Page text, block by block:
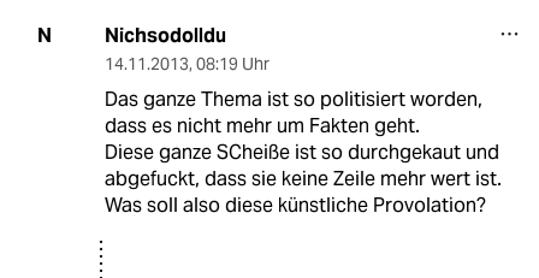
N Nichsodolldu
14.11.2013, 08:19 Uhr
Das ganze Thema ist so politisiert worden,
dass es nicht mehr um Fakten geht.
Diese ganze SCheiße ist so durchgekaut und
abgefuckt, dass sie keine Zeile mehr wert ist.
Was soll also diese künstliche Provolation?